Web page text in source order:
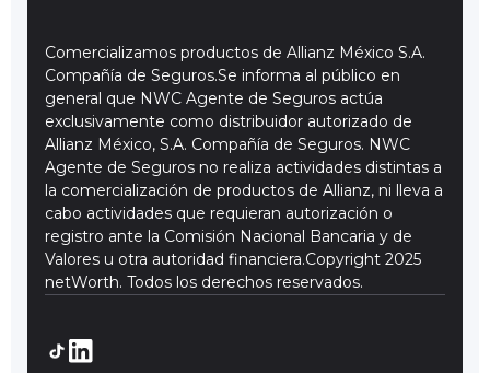
Comercializamos productos de Allianz México S.A.
Compañía de Seguros.Se informa al público en
general que NWC Agente de Seguros actúa
exclusivamente como distribuidor autorizado de
Allianz México, S.A. Compañía de Seguros. NWC
Agente de Seguros no realiza actividades distintas a
la comercialización de productos de Allianz, ni lleva a
cabo actividades que requieran autorización o
registro ante la Comisión Nacional Bancaria y de
Valores u otra autoridad financiera.Copyright 2025
netWorth. Todos los derechos reservados.